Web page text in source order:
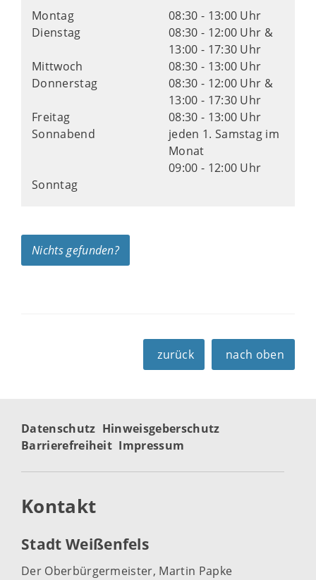
Montag
08:30 - 13:00 Uhr
Dienstag
08:30 - 12:00 Uhr &
13:00 - 17:30 Uhr
Mittwoch
08:30 - 13:00 Uhr
Donnerstag
08:30 - 12:00 Uhr &
13:00 - 17:30 Uhr
Freitag
08:30 - 13:00 Uhr
Sonnabend
jeden 1. Samstag im
Monat
09:00 - 12:00 Uhr
Sonntag
Nichts gefunden?
zurück nach oben
Datenschutz Hinweisgeberschutz
Barrierefreiheit Impressum
Kontakt
Stadt Weißenfels
Der Oberbürgermeister, Martin Papke